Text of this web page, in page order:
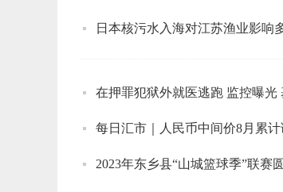
日本核污水入海对江苏渔业影响
在押罪犯狱外就医逃跑 监控曝光
每日汇市｜人民币中间价8月累计
2023年东乡县“山城篮球季”联赛